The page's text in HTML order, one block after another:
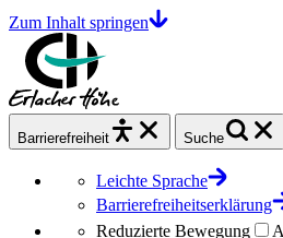
Zum Inhalt springen
Barrierefrei heit Suche
Leichte Sprache
Barrierefreiheitserklärung
Reduzierte Bewegung